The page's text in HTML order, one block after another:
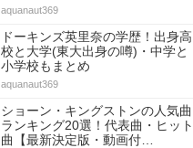
aquanaut369
ドーキンズ英里奈の学歴！出身高
校と大学(東大出身の噂)・中学と
小学校もまとめ
aquanaut369
ショーン・キングストンの人気曲
ランキング20選！代表曲・ヒット
曲【最新決定版・動画付…